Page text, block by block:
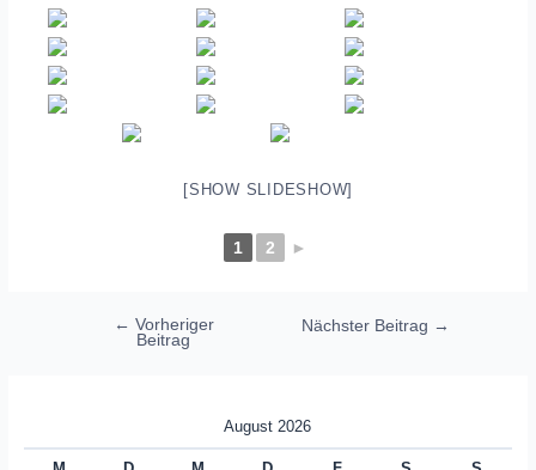
[SHOW SLIDESHOW]
1 2 ►
Beitragsnavigation
← Vorheriger
Beitrag
Nächster Beitrag →
August 2026